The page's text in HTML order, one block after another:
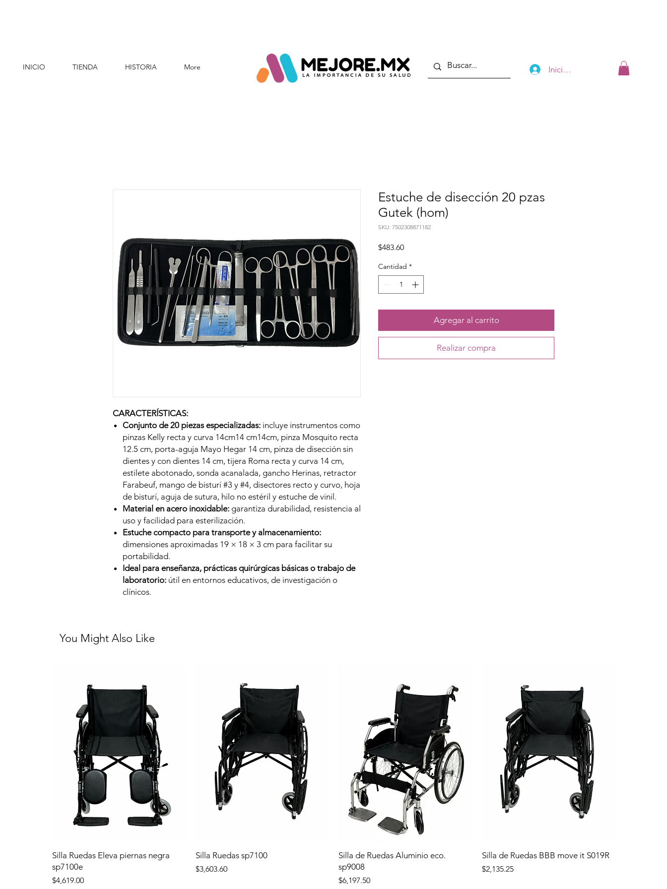
INICIO TIENDA HISTORIA More Iniciar sesión
CARACTERÍSTICAS:
Conjunto de 20 piezas especializadas: incluye instrumentos como
pinzas Kelly recta y curva 14cm14 cm14cm, pinza Mosquito recta
12.5 cm, porta-aguja Mayo Hegar 14 cm, pinza de disección sin
dientes y con dientes 14 cm, tijera Roma recta y curva 14 cm,
estilete abotonado, sonda acanalada, gancho Herinas, retractor
Farabeuf, mango de bisturí #3 y #4, disectores recto y curvo, hoja
de bisturí, aguja de sutura, hilo no estéril y estuche de vinil.
Material en acero inoxidable: garantiza durabilidad, resistencia al
uso y facilidad para esterilización.
Estuche compacto para transporte y almacenamiento:
dimensiones aproximadas 19 × 18 × 3 cm para facilitar su
portabilidad.
Ideal para enseñanza, prácticas quirúrgicas básicas o trabajo de
laboratorio: útil en entornos educativos, de investigación o
clínicos.
Estuche de disección 20 pzas
Gutek (hom)
SKU: 7502308871182
$483.60Precio
Cantidad *
Agregar al carrito
Realizar compra
You Might Also Like
Silla Ruedas Eleva piernas negra
sp7100e
Precio
$4,619.00
Silla Ruedas sp7100
Precio
$3,603.60
Silla de Ruedas Aluminio eco.
sp9008
Precio
$6,197.50
Silla de Ruedas BBB move it S019R
Precio
$2,135.25